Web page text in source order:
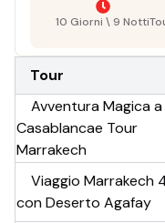
10 Giorni \ 9 Notti
Tour
Avventura Magica a
Casablancae Tour
Marrakech
Viaggio Marrakech
con Deserto Agafay